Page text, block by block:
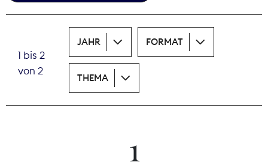
Wächterpreis
1 bis 2
von 2
JAHR FORMAT
THEMA
1